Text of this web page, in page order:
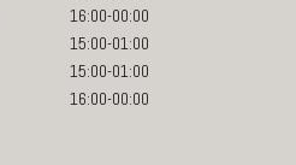
16:00-00:00
15:00-01:00
15:00-01:00
16:00-00:00